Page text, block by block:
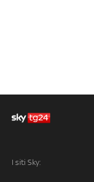
I siti Sky: